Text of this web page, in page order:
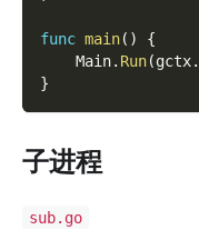
func main( )
{
    Main
. Run(gctx.
}
子进程
sub.go